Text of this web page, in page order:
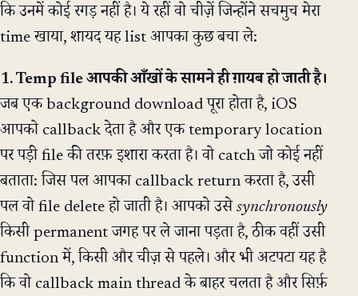
कि उनमें कोई रगड़ नहीं है। ये रहीं वो चीज़ें जिन्होंने सचमुच मेरा
time खाया, शायद यह list आपका कुछ बचा ले:
1. Temp file आपकी आँखों के सामने ही ग़ायब हो जाती है।
जब एक background download पूरा होता है, iOS
आपको callback देता है और एक temporary location
पर पड़ी file की तरफ़ इशारा करता है। वो catch जो कोई नहीं
बताता: जिस पल आपका callback return करता है, उसी
पल वो file delete हो जाती है। आपको उसे synchronously
किसी permanent जगह पर ले जाना पड़ता है, ठीक वहीं उसी
function में, किसी और चीज़ से पहले। और भी अटपटा यह है
कि वो callback main thread के बाहर चलता है और सिर्फ़